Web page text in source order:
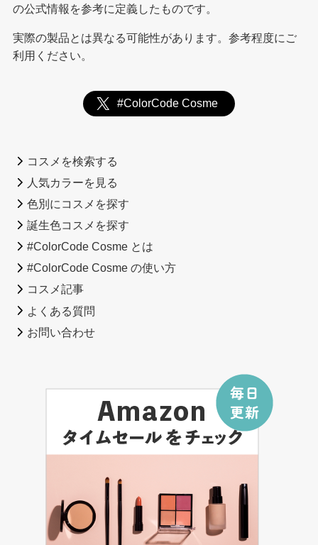
の公式情報を参考に定義したものです。
実際の製品とは異なる可能性があります。参考程度にご
利用ください。
#ColorCode Cosme
コスメを検索する
人気カラーを見る
色別にコスメを探す
誕生色コスメを探す
#ColorCode Cosme とは
#ColorCode Cosme の使い方
コスメ記事
よくある質問
お問い合わせ